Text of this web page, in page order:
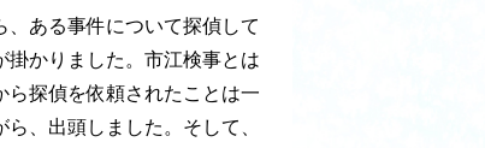
ある事件について探偵して
掛かりました。市江検事とは
ら探偵を依頼されたことは一
、出頭しました。そして、